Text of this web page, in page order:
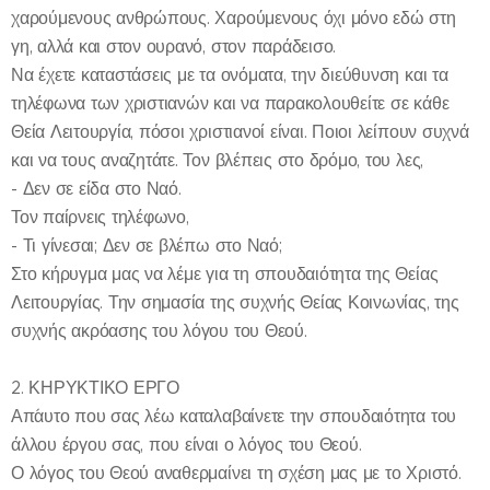
χαρούμενους ανθρώπους. Χαρούμενους όχι μόνο εδώ στη
γη, αλλά και στον ουρανό, στον παράδεισο.
Να έχετε καταστάσεις με τα ονόματα, την διεύθυνση και τα
τηλέφωνα των χριστιανών και να παρακολουθείτε σε κάθε
Θεία Λειτουργία, πόσοι χριστιανοί είναι. Ποιοι λείπουν συχνά
και να τους αναζητάτε. Τον βλέπεις στο δρόμο, του λες,
- Δεν σε είδα στο Ναό.
Τον παίρνεις τηλέφωνο,
- Τι γίνεσαι; Δεν σε βλέπω στο Ναό;
Στο κήρυγμα μας να λέμε για τη σπουδαιότητα της Θείας
Λειτουργίας. Την σημασία της συχνής Θείας Κοινωνίας, της
συχνής ακρόασης του λόγου του Θεού.
2. ΚΗΡΥΚΤΙΚΟ ΕΡΓΟ
Απ´αυτο που σας λέω καταλαβαίνετε την σπουδαιότητα του
άλλου έργου σας, που είναι ο λόγος του Θεού.
Ο λόγος του Θεού αναθερμαίνει τη σχέση μας με το Χριστό.